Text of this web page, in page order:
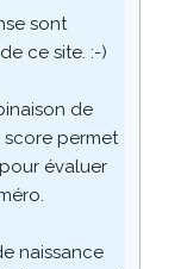
sont
ce site. :-)
de
permet
évaluer
naissance